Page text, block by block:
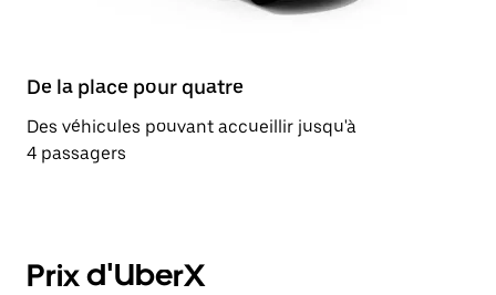
De la place pour quatre
Des véhicules pouvant accueillir jusqu'à
4 passagers
Prix d'UberX